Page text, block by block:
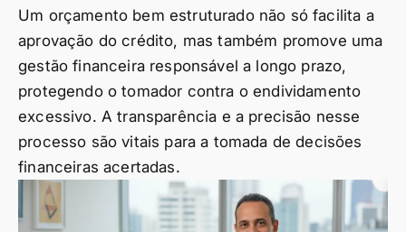
Um orçamento bem estruturado não só facilita a
aprovação do crédito, mas também promove uma
gestão financeira responsável a longo prazo,
protegendo o tomador contra o endividamento
excessivo. A transparência e a precisão nesse
processo são vitais para a tomada de decisões
financeiras acertadas.